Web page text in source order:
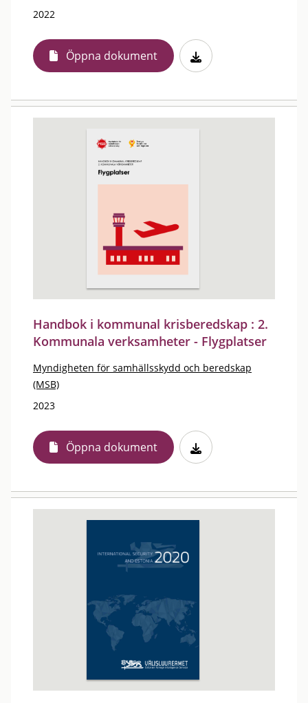
2022
Öppna dokument
Handbok i kommunal krisberedskap : 2.
Kommunala verksamheter - Flygplatser
Myndigheten för samhällsskydd och beredskap
(MSB)
2023
Öppna dokument